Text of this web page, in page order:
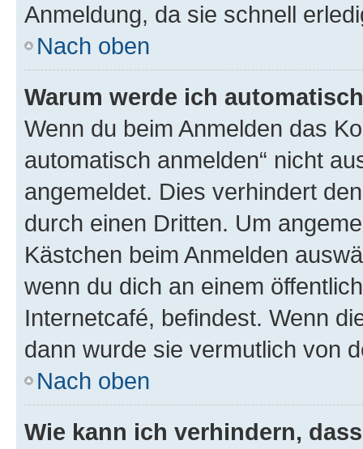
Anmeldung, da sie schnell
Nach oben
Warum werde ich
Wenn du beim Anmelden das
automatisch anmelden“ nicht
angemeldet. Dies verhindert
durch einen Dritten. Um
Kästchen beim Anmelden
wenn du dich an einem
Internetcafé, befindest. Wenn
dann wurde sie vermutlich von
Nach oben
Wie kann ich verhindern,